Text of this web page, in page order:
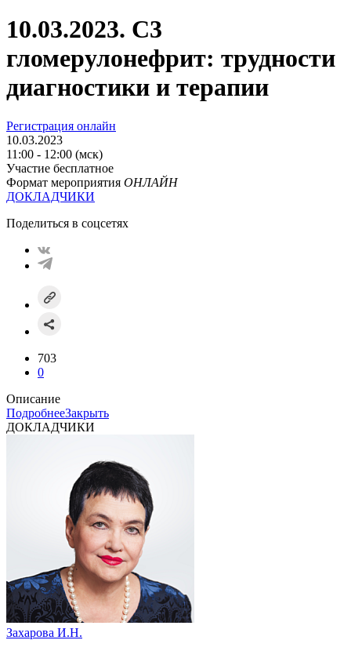
10.03.2023. С3
гломерулонефрит: трудности
диагностики и терапии
Регистрация онлайн
10.03.2023
11:00 - 12:00 (мск)
Участие бесплатное
Формат мероприятия ОНЛАЙН
ДОКЛАДЧИКИ
Поделиться в соцсетях
703
0
Описание
ПодробнееЗакрыть
ДОКЛАДЧИКИ
Захарова И.Н.